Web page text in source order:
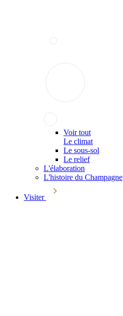
Voir tout
Le climat
Le sous-sol
Le relief
L'élaboration
L'histoire du Champagne
Visiter